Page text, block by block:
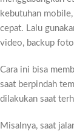
kebutuhan
cepat. Lalu
video, backup
Cara ini bisa
saat berpindah
dilakukan saat
Misalnya, saat